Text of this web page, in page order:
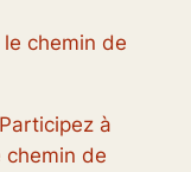
chemin de
Participez à
chemin de